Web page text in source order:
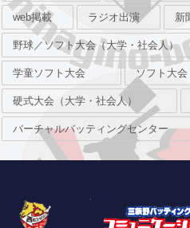
web掲載 ラジオ出演 新
野球／ソフト大会（大学・社会人）
学童ソフト大会 ソフト大会
硬式大会（大学・社会人）
バーチャルバッティングセンター